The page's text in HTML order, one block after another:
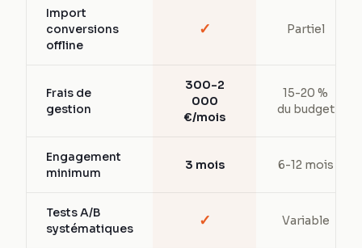
Import
conversions
offline
✓ Partiel
Frais de
gestion
300-2
000
€/mois
15-20 %
du budget
Engagement
minimum
3 mois 6-12 mois
Tests A/B
systématiques
✓ Variable